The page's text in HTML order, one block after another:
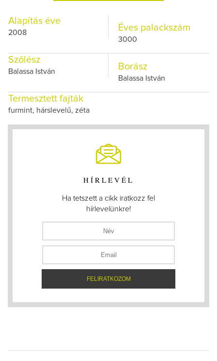
Alapítás éve
2008 Éves palackszám
3000
Szőlész
Balassa István Borász
Balassa István
Termesztett fajták
furmint, hárslevelű, zéta
HÍRLEVÉL
Ha tetszett a cikk iratkozz fel
hírlevelünkre!